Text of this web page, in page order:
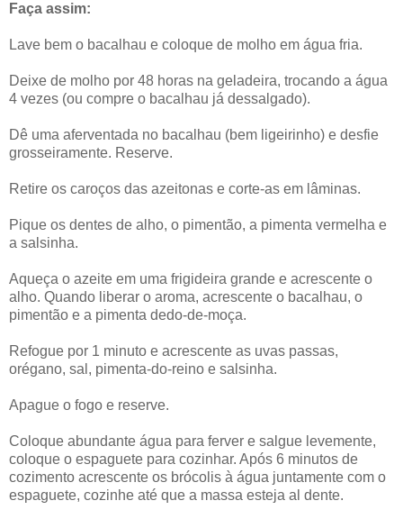
Faça assim:
Lave bem o bacalhau e coloque de molho em água fria.
Deixe de molho por 48 horas na geladeira, trocando a água
4 vezes (ou compre o bacalhau já dessalgado).
Dê uma aferventada no bacalhau (bem ligeirinho) e desfie
grosseiramente. Reserve.
Retire os caroços das azeitonas e corte-as em lâminas.
Pique os dentes de alho, o pimentão, a pimenta vermelha e
a salsinha.
Aqueça o azeite em uma frigideira grande e acrescente o
alho. Quando liberar o aroma, acrescente o bacalhau, o
pimentão e a pimenta dedo-de-moça.
Refogue por 1 minuto e acrescente as uvas passas,
orégano, sal, pimenta-do-reino e salsinha.
Apague o fogo e reserve.
Coloque abundante água para ferver e salgue levemente,
coloque o espaguete para cozinhar. Após 6 minutos de
cozimento acrescente os brócolis à água juntamente com o
espaguete, cozinhe até que a massa esteja al dente.